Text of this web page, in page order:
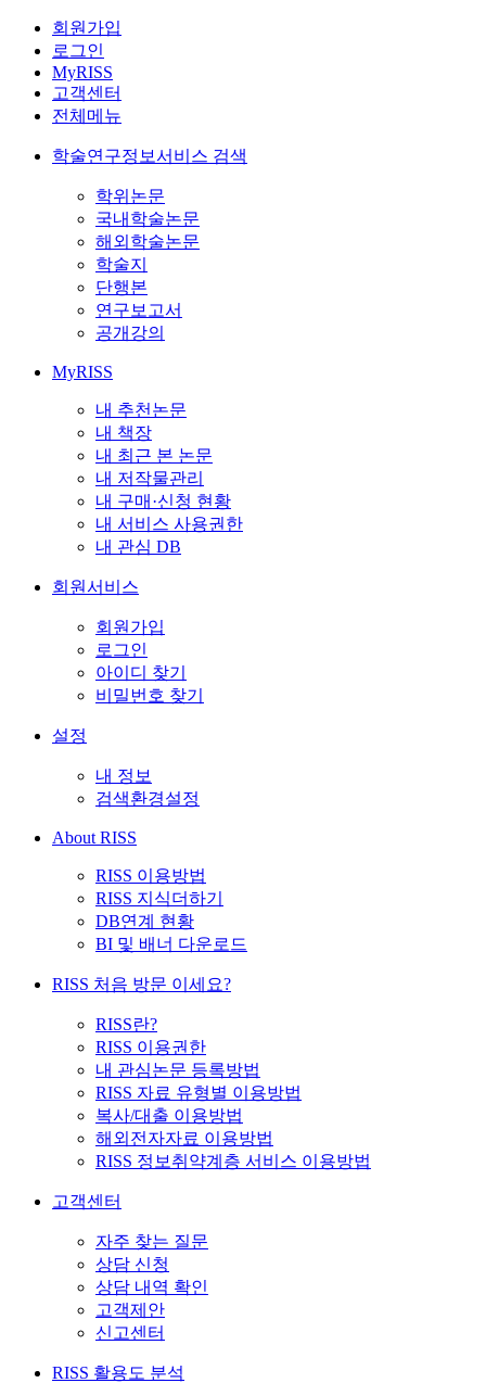
회원가입
로그인
MyRISS
고객센터
전체메뉴
학술연구정보서비스 검색
학위논문
국내학술논문
해외학술논문
학술지
단행본
연구보고서
공개강의
MyRISS
내 추천논문
내 책장
내 최근 본 논문
내 저작물관리
내 구매·신청 현황
내 서비스 사용권한
내 관심 DB
회원서비스
회원가입
로그인
아이디 찾기
비밀번호 찾기
설정
내 정보
검색환경설정
About RISS
RISS 이용방법
RISS 지식더하기
DB연계 현황
BI 및 배너 다운로드
RISS 처음 방문 이세요?
RISS란?
RISS 이용권한
내 관심논문 등록방법
RISS 자료 유형별 이용방법
복사/대출 이용방법
해외전자자료 이용방법
RISS 정보취약계층 서비스 이용방법
고객센터
자주 찾는 질문
상담 신청
상담 내역 확인
고객제안
신고센터
RISS 활용도 분석